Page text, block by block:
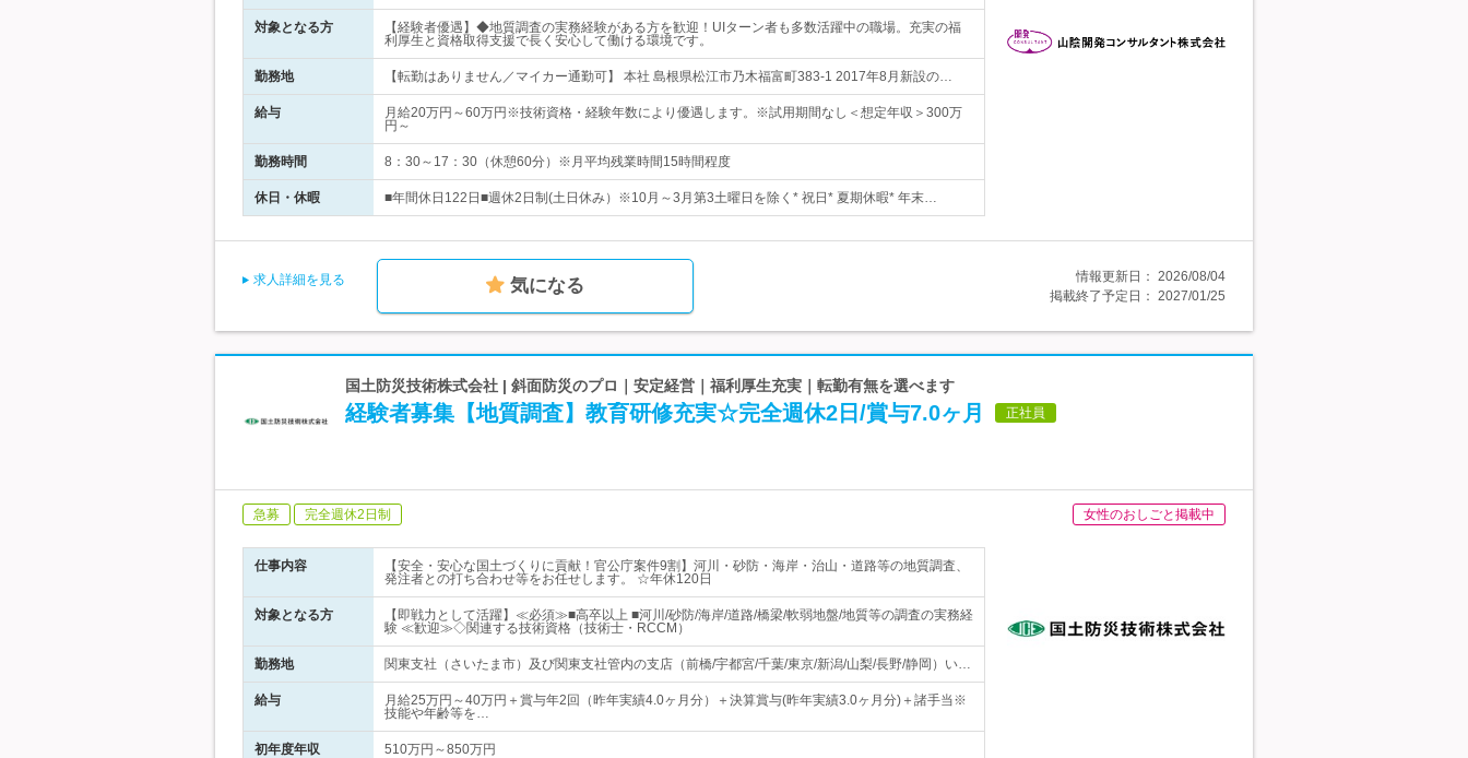
対象となる方
【経験者優遇】◆地質調査の実務経験がある方を歓迎！UIターン者も多数活躍中の職場。充実の福
利厚生と資格取得支援で長く安心して働ける環境です。
勤務地 【転勤はありません／マイカー通勤可】 本社 島根県松江市乃木福富町383-1 2017年8月新設の…
給与
月給20万円～60万円※技術資格・経験年数により優遇します。※試用期間なし＜想定年収＞300万
円～
勤務時間 8：30～17：30（休憩60分）※月平均残業時間15時間程度
休日・休暇 ■年間休日122日■週休2日制(土日休み）※10月～3月第3土曜日を除く* 祝日* 夏期休暇* 年末…
求人詳細を見る 気になる 情報更新日： 2026/08/04
掲載終了予定日： 2027/01/25
国土防災技術株式会社 | 斜面防災のプロ｜安定経営｜福利厚生充実｜転勤有無を選べます
経験者募集【地質調査】教育研修充実☆完全週休2日/賞与7.0ヶ月 正社員
急募 完全週休2日制 女性のおしごと掲載中
仕事内容
【安全・安心な国土づくりに貢献！官公庁案件9割】河川・砂防・海岸・治山・道路等の地質調査、
発注者との打ち合わせ等をお任せします。 ☆年休120日
対象となる方
【即戦力として活躍】≪必須≫■高卒以上 ■河川/砂防/海岸/道路/橋梁/軟弱地盤/地質等の調査の実務経
験 ≪歓迎≫◇関連する技術資格（技術士・RCCM）
勤務地 関東支社（さいたま市）及び関東支社管内の支店（前橋/宇都宮/千葉/東京/新潟/山梨/長野/静岡）い…
給与
月給25万円～40万円＋賞与年2回（昨年実績4.0ヶ月分）＋決算賞与(昨年実績3.0ヶ月分)＋諸手当※
技能や年齢等を…
初年度年収 510万円～850万円